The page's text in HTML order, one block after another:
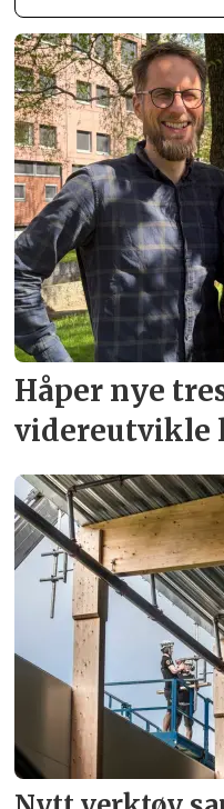
Håper nye
videreutvikle